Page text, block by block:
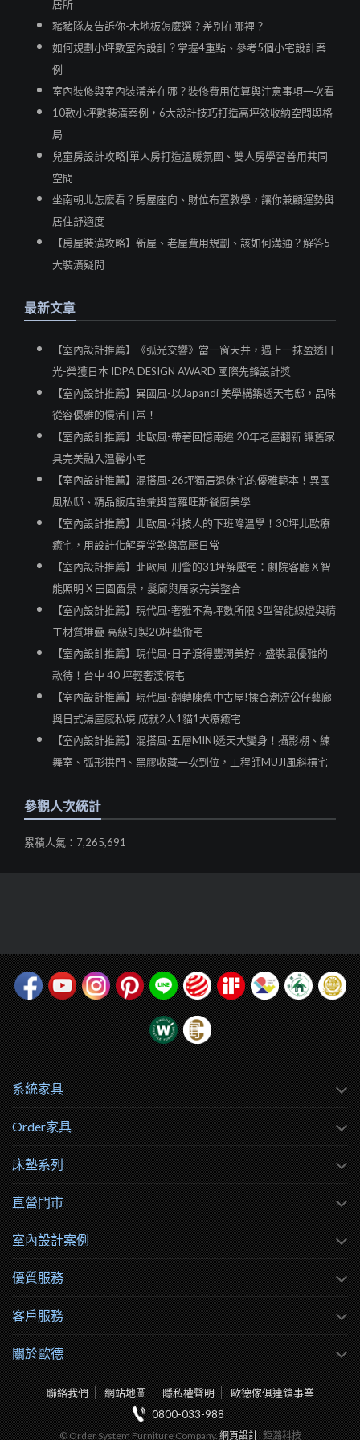
居所
豬豬隊友告訴你-木地板怎麼選？差別在哪裡？
如何規劃小坪數室內設計？掌握4重點、參考5個小宅設計案
例
室內裝修與室內裝潢差在哪？裝修費用估算與注意事項一次看
10款小坪數裝潢案例，6大設計技巧打造高坪效收納空間與格
局
兒童房設計攻略|單人房打造溫暖氛圍、雙人房學習善用共同
空間
坐南朝北怎麼看？房屋座向、財位布置教學，讓你兼顧運勢與
居住舒適度
【房屋裝潢攻略】新屋、老屋費用規劃、該如何溝通？解答5
大裝潢疑問
最新文章
【室內設計推薦】《弧光交響》當一窗天井，遇上一抹盈透日
光-榮獲日本 IDPA DESIGN AWARD 國際先鋒設計獎
【室內設計推薦】異國風-以Japandi 美學構築透天宅邸，品味
從容優雅的慢活日常！
【室內設計推薦】北歐風-帶著回憶南遷 20年老屋翻新 讓舊家
具完美融入溫馨小宅
【室內設計推薦】混搭風-26坪獨居退休宅的優雅範本！異國
風私邸、精品飯店語彙與普羅旺斯餐廚美學
【室內設計推薦】北歐風-科技人的下班降溫學！30坪北歐療
癒宅，用設計化解穿堂煞與高壓日常
【室內設計推薦】北歐風-刑警的31坪解壓宅：劇院客廳 X 智
能照明 X 田園窗景，髮廊與居家完美整合
【室內設計推薦】現代風-奢雅不為坪數所限 S型智能線燈與精
工材質堆疊 高級訂製20坪藝術宅
【室內設計推薦】現代風-日子渡得豐潤美好，盛裝最優雅的
款待！台中 40 坪輕奢渡假宅
【室內設計推薦】現代風-翻轉陳舊中古屋!揉合潮流公仔藝廊
與日式湯屋感私境 成就2人1貓1犬療癒宅
【室內設計推薦】混搭風-五層MINI透天大變身！攝影棚、練
舞室、弧形拱門、黑膠收藏一次到位，工程師MUJI風斜槓宅
參觀人次統計
累積人氣：7,265,691
系統家具
Order家具
床墊系列
直營門市
室內設計案例
優質服務
客戶服務
關於歐德
聯絡我們 網站地圖 隱私權聲明
歐德傢俱連鎖事業
0800-033-988
© Order System Furniture Company.網頁設計| 鉅潞科技